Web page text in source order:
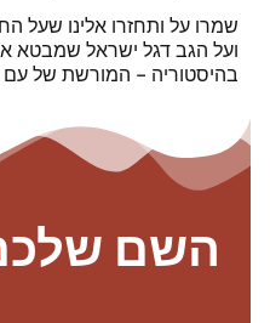
שמרו על ותחזרו אלינו שעל
ועל הגב דגל ישראל שמבטא
בהיסטוריה – המורשת של
השם